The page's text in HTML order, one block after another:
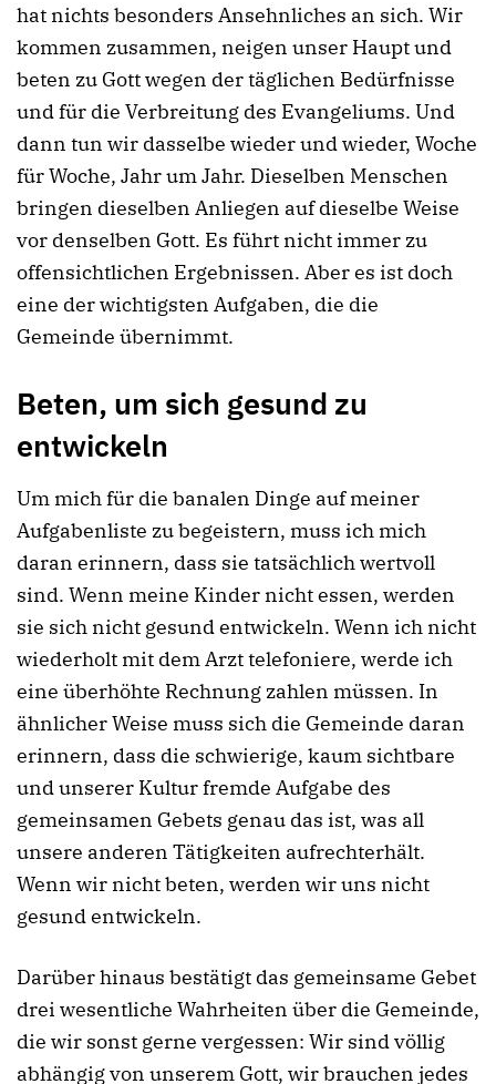
hat nichts besonders Ansehnliches an sich. Wir
kommen zusammen, neigen unser Haupt und
beten zu Gott wegen der täglichen Bedürfnisse
und für die Verbreitung des Evangeliums. Und
dann tun wir dasselbe wieder und wieder, Woche
für Woche, Jahr um Jahr. Dieselben Menschen
bringen dieselben Anliegen auf dieselbe Weise
vor denselben Gott. Es führt nicht immer zu
offensichtlichen Ergebnissen. Aber es ist doch
eine der wichtigsten Aufgaben, die die
Gemeinde übernimmt.
Beten, um sich gesund zu
entwickeln
Um mich für die banalen Dinge auf meiner
Aufgabenliste zu begeistern, muss ich mich
daran erinnern, dass sie tatsächlich wertvoll
sind. Wenn meine Kinder nicht essen, werden
sie sich nicht gesund entwickeln. Wenn ich nicht
wiederholt mit dem Arzt telefoniere, werde ich
eine überhöhte Rechnung zahlen müssen. In
ähnlicher Weise muss sich die Gemeinde daran
erinnern, dass die schwierige, kaum sichtbare
und unserer Kultur fremde Aufgabe des
gemeinsamen Gebets genau das ist, was all
unsere anderen Tätigkeiten aufrechterhält.
Wenn wir nicht beten, werden wir uns nicht
gesund entwickeln.
Darüber hinaus bestätigt das gemeinsame Gebet
drei wesentliche Wahrheiten über die Gemeinde,
die wir sonst gerne vergessen: Wir sind völlig
abhängig von unserem Gott, wir brauchen jedes